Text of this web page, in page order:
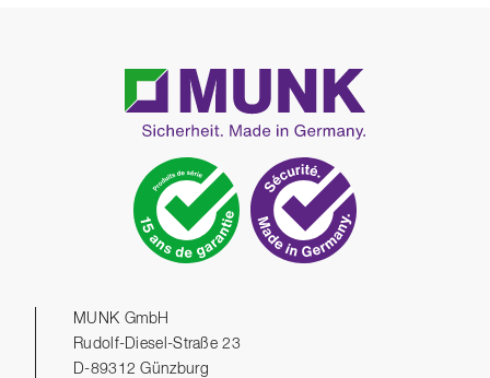
MUNK GmbH
Rudolf-Diesel-Straße 23
D-89312 Günzburg